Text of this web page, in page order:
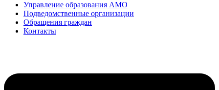
Управление образования АМО
Подведомственные организации
Обращения граждан
Контакты